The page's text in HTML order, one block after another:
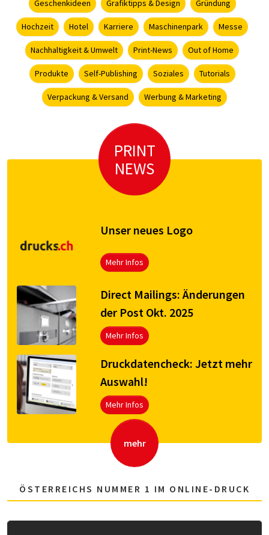
Geschenkideen Grafiktipps & Design Gründung
Hochzeit Hotel Karriere Maschinenpark Messe
Nachhaltigkeit & Umwelt Print-News Out of Home
Produkte Self-Publishing Soziales Tutorials
Verpackung & Versand Werbung & Marketing
PRINT
NEWS
Unser neues Logo
Mehr Infos
Direct Mailings: Änderungen
der Post Okt. 2025
Mehr Infos
Druck­da­ten­check: Jetzt mehr
Aus­wahl!
Mehr Infos
mehr
ÖSTERREICHS NUMMER 1 IM ONLINE-DRUCK